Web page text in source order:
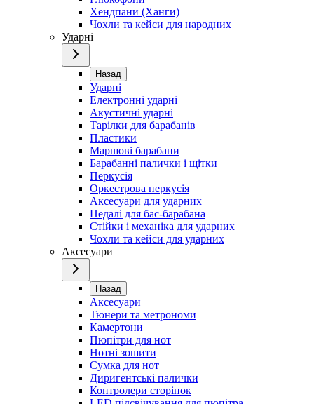
Хендпани (Ханги)
Чохли та кейси для народних
Ударні
Назад
Ударні
Електронні ударні
Акустичні ударні
Тарілки для барабанів
Пластики
Маршові барабани
Барабанні палички і щітки
Перкусія
Оркестрова перкусія
Аксесуари для ударних
Педалі для бас-барабана
Стійки і механіка для ударних
Чохли та кейси для ударних
Аксесуари
Назад
Аксесуари
Тюнери та метрономи
Камертони
Пюпітри для нот
Нотні зошити
Сумка для нот
Диригентські палички
Контролери сторінок